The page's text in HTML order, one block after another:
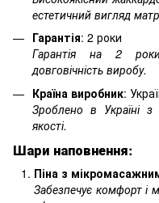
естетичний вигляд
Гарантія: 2 роки
Гарантія на 2
довговічність виробу.
Країна виробник:
Зроблено в Україні з
якості.
Шари наповнення:
Піна з
Забезпечує комфорт і